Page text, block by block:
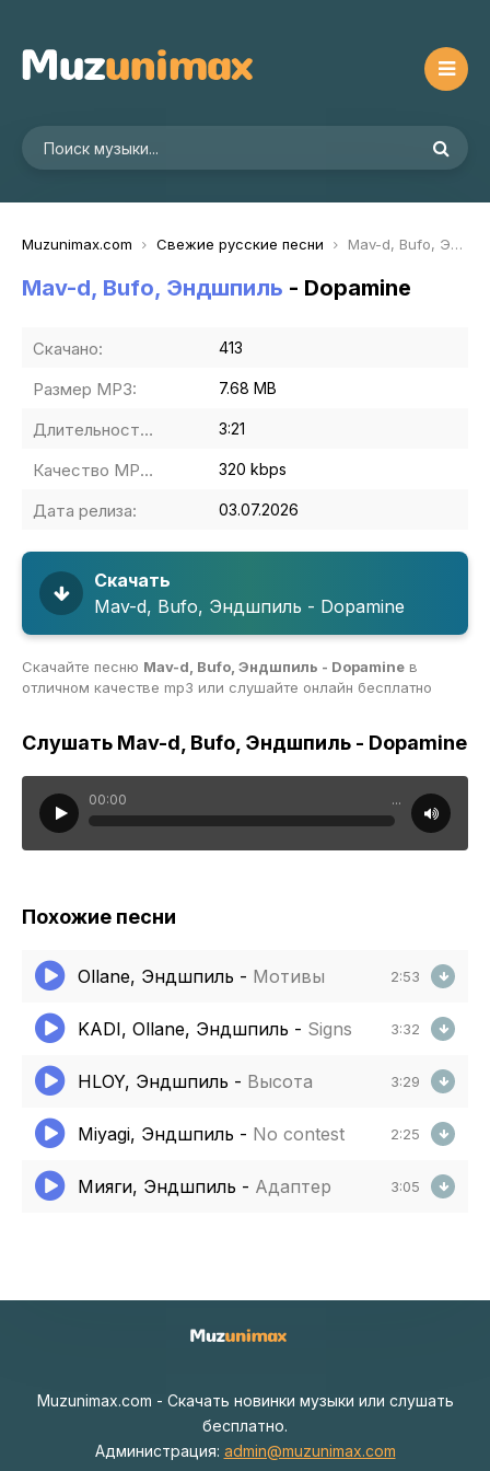
Muzunimax.com Свежие русские песни Mav-d, Bufo, Эндшпиль - Dopamine
Mav-d, Bufo, Эндшпиль - Dopamine
Скачано: 413
Размер MP3: 7.68 MB
Длительность MP3: 3:21
Качество MP3: 320 kbps
Дата релиза: 03.07.2026
Скачать
Mav-d, Bufo, Эндшпиль - Dopamine
Скачайте песню Mav-d, Bufo, Эндшпиль - Dopamine в
отличном качестве mp3 или слушайте онлайн бесплатно
Слушать Mav-d, Bufo, Эндшпиль - Dopamine
00:00 ...
Похожие песни
Ollane, Эндшпиль - Мотивы 2:53
KADI, Ollane, Эндшпиль - Signs 3:32
HLOY, Эндшпиль - Высота 3:29
Miyagi, Эндшпиль - No contest 2:25
Мияги, Эндшпиль - Адаптер 3:05
Muzunimax.com - Скачать новинки музыки или слушать
бесплатно.
Администрация: admin@muzunimax.com